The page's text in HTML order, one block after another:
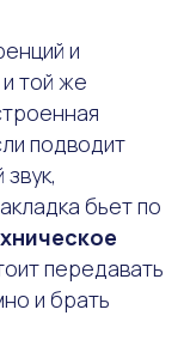
и
той же
подводит
бьет по
передавать
и брать